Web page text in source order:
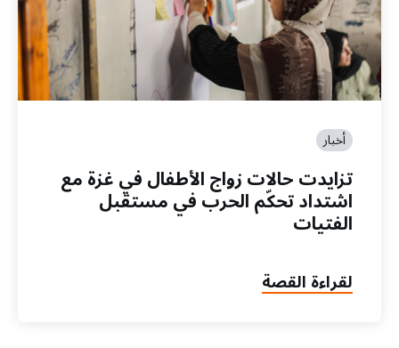
أخبار
تزايدت حالات زواج الأطفال في غزة مع
اشتداد تحكّم الحرب في مستقبل
الفتيات
لقراءة القصة